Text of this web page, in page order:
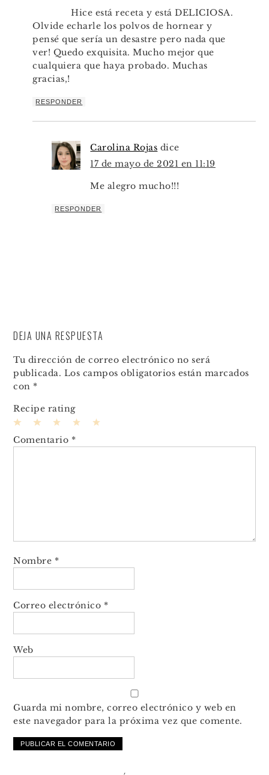
Hice está receta y está DELICIOSA.
Olvide echarle los polvos de hornear y
pensé que sería un desastre pero nada que
ver! Quedo exquisita. Mucho mejor que
cualquiera que haya probado. Muchas
gracias,!
RESPONDER
Carolina Rojas dice
17 de mayo de 2021 en 11:19
Me alegro mucho!!!
RESPONDER
DEJA UNA RESPUESTA
Tu dirección de correo electrónico no será
publicada. Los campos obligatorios están marcados
con *
Recipe rating
Stars
4
Stars
3
Stars
2
Stars
1
Star
Comentario *
Nombre *
Correo electrónico *
Web
Guarda mi nombre, correo electrónico y web en
este navegador para la próxima vez que comente.